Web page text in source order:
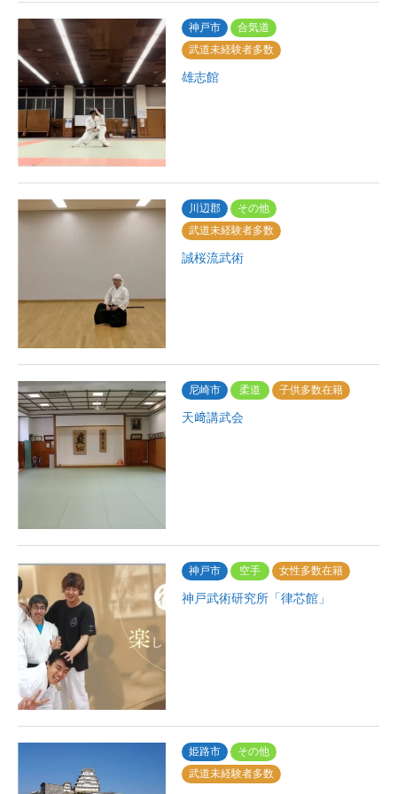
神戸市
合気道
武道未経験者多数
雄志館
川辺郡
その他
武道未経験者多数
誠桜流武術
尼崎市 柔道 子供多数在籍
天﨑講武会
神戸市 空手 女性多数在籍
神戸武術研究所「律芯館」
姫路市
その他
武道未経験者多数